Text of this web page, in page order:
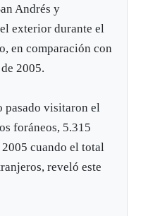
Andrés y
exterior durante el
en comparación con
2005.
pasado visitaron el
foráneos, 5.315
cuando el total
reveló este